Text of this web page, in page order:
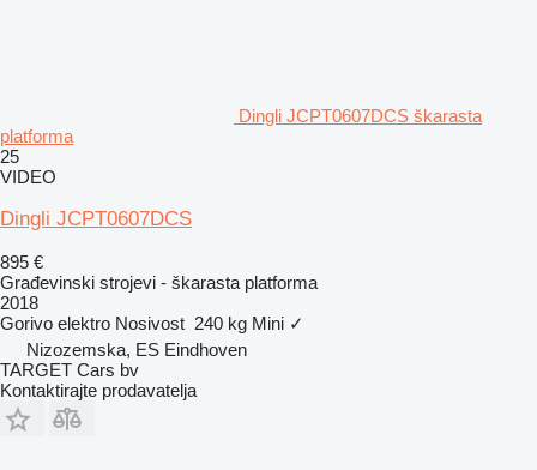
Dingli JCPT0607DCS škarasta
platforma
25
VIDEO
Dingli JCPT0607DCS
895 €
Građevinski strojevi - škarasta platforma
2018
Gorivo elektro Nosivost 240 kg Mini ✓
Nizozemska, ES Eindhoven
TARGET Cars bv
Kontaktirajte prodavatelja